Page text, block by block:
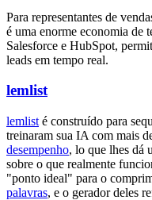
Para representantes de
é uma enorme economia de
Salesforce e HubSpot,
leads em tempo real.
lemlist
lemlist é construído para
treinaram sua IA com mais
desempenho, lo que lhes dá
sobre o que realmente
"ponto ideal" para o
palavras, e o gerador deles